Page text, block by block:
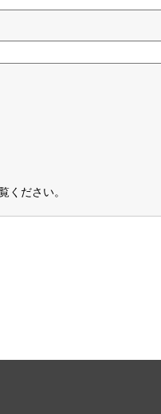
ください。